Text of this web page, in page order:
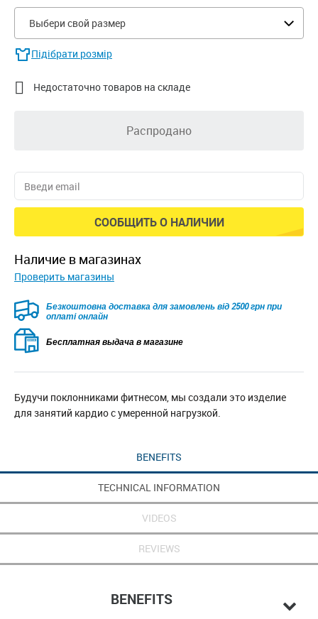
Выбери свой размер
Підібрати розмір
 Недостаточно товаров на складе
Распродано
СООБЩИТЬ О НАЛИЧИИ
наличие в магазинах
Проверить магазины
Безкоштовна доставка для замовлень від 2500 грн при
оплаті онлайн
Бесплатная выдача в магазине
Будучи поклонниками фитнесом, мы создали это изделие
для занятий кардио с умеренной нагрузкой.
BENEFITS
TECHNICAL INFORMATION
VIDEOS
REVIEWS
BENEFITS